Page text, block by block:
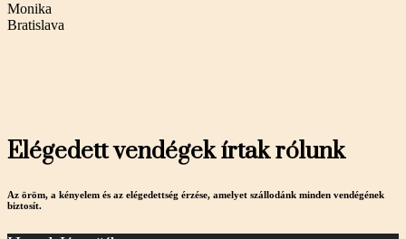
Monika
Bratislava
Elégedett vendégek írtak rólunk
Az öröm, a kényelem és az elégedettség érzése, amelyet szállodánk minden vendégének
biztosít.